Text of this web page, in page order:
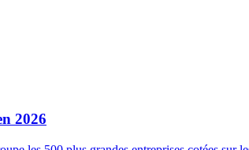
2026